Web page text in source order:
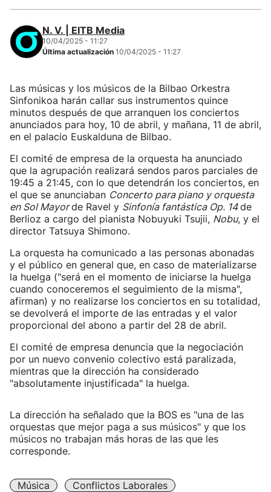
N. V. | EITB Media
10/04/2025 - 11:27
Última actualización 10/04/2025 - 11:27
Las músicas y los músicos de la Bilbao Orkestra
Sinfonikoa harán callar sus instrumentos quince
minutos después de que arranquen los conciertos
anunciados para hoy, 10 de abril, y mañana, 11 de abril,
en el palacio Euskalduna de Bilbao.
El comité de empresa de la orquesta ha anunciado
que la agrupación realizará sendos paros parciales de
19:45 a 21:45, con lo que detendrán los conciertos, en
el que se anunciaban Concerto para piano y orquesta
en Sol Mayorde Ravel y Sinfonía fantástica Op. 14de
Berlioz a cargo del pianista Nobuyuki Tsujii, Nobu, y el
director Tatsuya Shimono.
La orquesta ha comunicado a las personas abonadas
y el público en general que, en caso de materializarse
la huelga ("será en el momento de iniciarse la huelga
cuando conoceremos el seguimiento de la misma",
afirman) y no realizarse los conciertos en su totalidad,
se devolverá el importe de las entradas y el valor
proporcional del abono a partir del 28 de abril.
El comité de empresa denuncia que la negociación
por un nuevo convenio colectivo está paralizada,
mientras que la dirección ha considerado
"absolutamente injustificada" la huelga.
La dirección ha señalado que la BOS es "una de las
orquestas que mejor paga a sus músicos" y que los
músicos no trabajan más horas de las que les
corresponde.
Música Conflictos Laborales